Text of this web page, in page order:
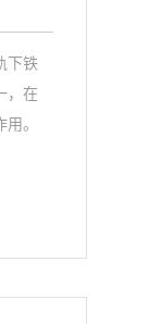
下铁
，在
。